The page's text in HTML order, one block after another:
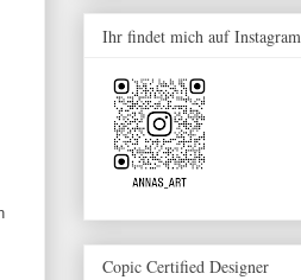
Ihr findet mich auf Instagram
Copic Certified Designer